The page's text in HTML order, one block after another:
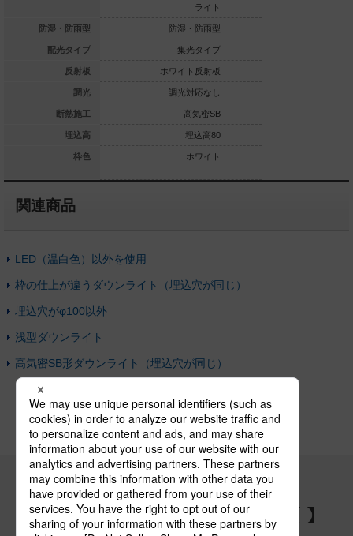
防湿・防雨型
配光タイプ
反射板
調光
断熱施工
埋込高
枠色
防湿・防雨型
拡散タイプ
高気密SB
ライト
防湿・防雨型
集光タイプ
ホワイト反射板
調光対応なし
高気密SB
埋込高80
ホワイト
関連商品
LED（温白色）以外を使用
枠の仕上が違うダウンライト（埋込穴が同じ）
埋込穴がφ100以外
浅型ダウンライト
高気密SB形ダウンライト（埋込穴が同じ）
パナソニックの電気設備 SNSアカウント